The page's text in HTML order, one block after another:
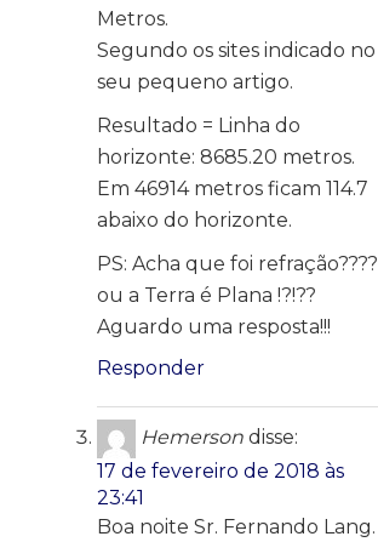
Metros.
Segundo os sites indicado no
seu pequeno artigo.
Resultado = Linha do
horizonte: 8685.20 metros.
Em 46914 metros ficam 114.7
abaixo do horizonte.
PS: Acha que foi refração????
ou a Terra é Plana !?!??
Aguardo uma resposta!!!
Responder
Hemerson disse:
17 de fevereiro de 2018 às
23:41
Boa noite Sr. Fernando Lang.